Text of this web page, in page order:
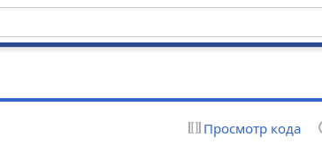
Просмотр кода